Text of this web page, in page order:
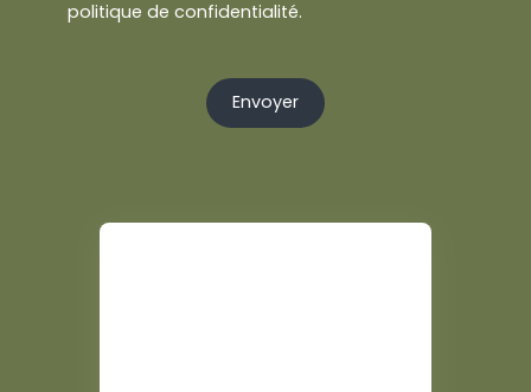
politique de confidentialité.
Envoyer